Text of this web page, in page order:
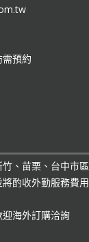
預約
、苗栗、台中市區
酌收外勤服務費用
海外訂購洽詢